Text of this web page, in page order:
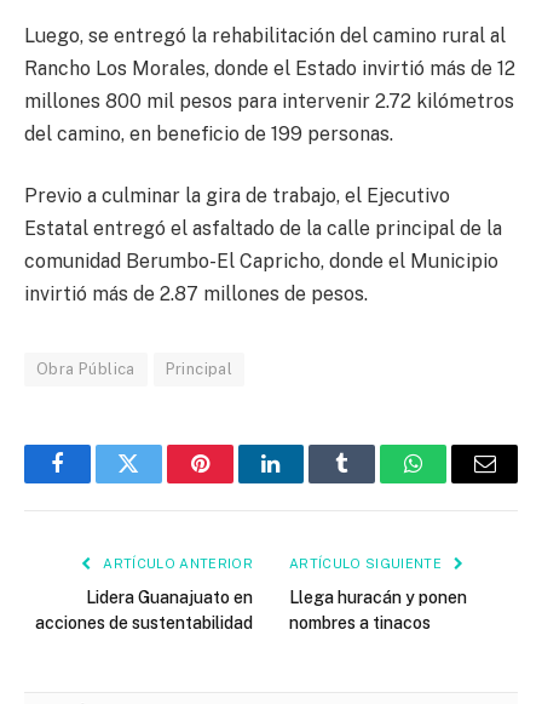
Luego, se entregó la rehabilitación del camino rural al
Rancho Los Morales, donde el Estado invirtió más de 12
millones 800 mil pesos para intervenir 2.72 kilómetros
del camino, en beneficio de 199 personas.
Previo a culminar la gira de trabajo, el Ejecutivo
Estatal entregó el asfaltado de la calle principal de la
comunidad Berumbo-El Capricho, donde el Municipio
invirtió más de 2.87 millones de pesos.
Obra Pública Principal
FacebookTwitter PinterestLinkedInTumblr WhatsAppEmail
ARTÍCULO ANTERIOR
Lidera Guanajuato en
acciones de sustentabilidad
ARTÍCULO SIGUIENTE
Llega huracán y ponen
nombres a tinacos